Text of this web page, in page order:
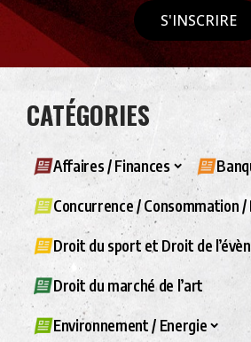
S'INSCRIRE
CATÉGORIES
Affaires / Finances
Concurrence / Consommation
Droit du sport et Droit de
Droit du marché de l’art
Environnement / Energie